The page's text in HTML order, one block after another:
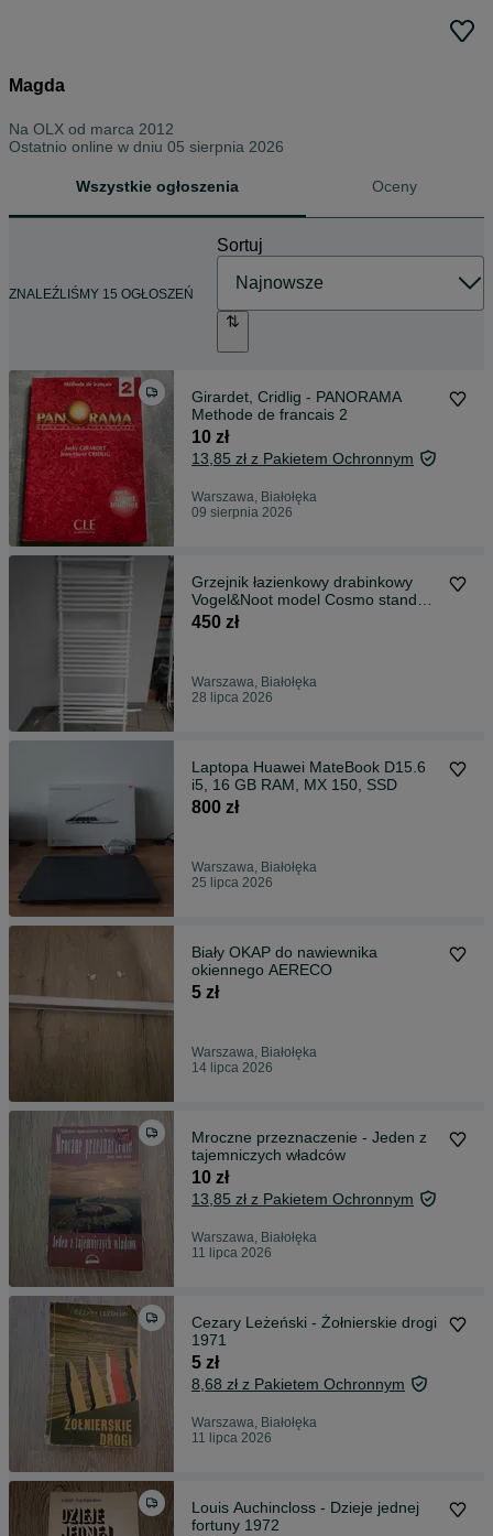
Magda
Na OLX od marca 2012
Ostatnio online w dniu 05 sierpnia 2026
Wszystkie ogłoszenia Oceny
ZNALEŹLIŚMY 15 OGŁOSZEŃ
Sortuj
Girardet, Cridlig - PANORAMA
Methode de francais 2
10 zł
13,85 zł z Pakietem Ochronnym
Warszawa, Białołęka
09 sierpnia 2026
Grzejnik łazienkowy drabinkowy
Vogel&Noot model Cosmo standard
60x180
450 zł
Warszawa, Białołęka
28 lipca 2026
Laptopa Huawei MateBook D15.6
i5, 16 GB RAM, MX 150, SSD
800 zł
Warszawa, Białołęka
25 lipca 2026
Biały OKAP do nawiewnika
okiennego AERECO
5 zł
Warszawa, Białołęka
14 lipca 2026
Mroczne przeznaczenie - Jeden z
tajemniczych władców
10 zł
13,85 zł z Pakietem Ochronnym
Warszawa, Białołęka
11 lipca 2026
Cezary Leżeński - Żołnierskie drogi
1971
5 zł
8,68 zł z Pakietem Ochronnym
Warszawa, Białołęka
11 lipca 2026
Louis Auchincloss - Dzieje jednej
fortuny 1972